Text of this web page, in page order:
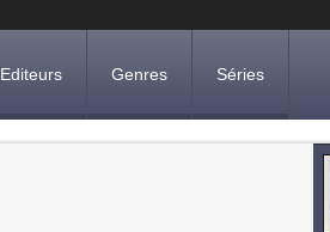
Editeurs Genres Séries